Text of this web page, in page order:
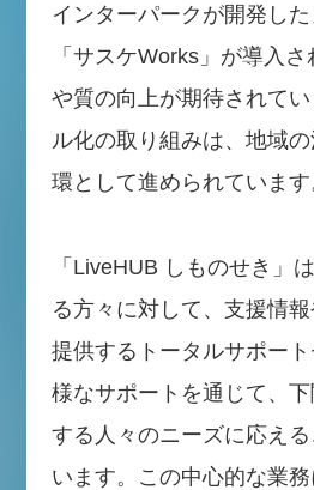
インターパークが開発し
「サスケWorks」が導入
や質の向上が期待されて
ル化の取り組みは、地域
環として進められています
「LiveHUB しものせき」
る方々に対して、支援情
提供するトータルサポー
様なサポートを通じて、
する人々のニーズに応え
います。この中心的な業